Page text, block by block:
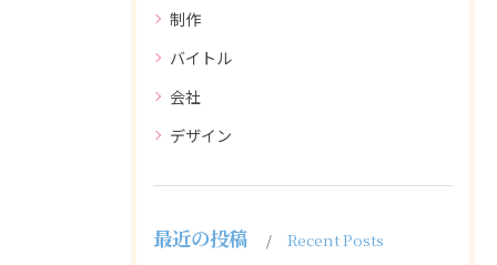
制作
バイトル
会社
デザイン
最近の投稿 Recent Posts